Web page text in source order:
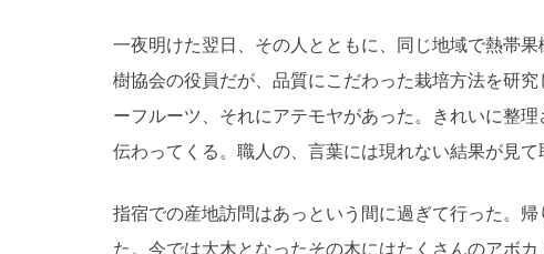
一夜明けた翌日、その人とともに、同じ地域で熱帯
樹協会の役員だが、品質にこだわった栽培方法を研
ーフルーツ、それにアテモヤがあった。きれいに整
伝わってくる。職人の、言葉には現れない結果が見て
指宿での産地訪問はあっという間に過ぎて行った。
た。今では大木となったその木にはたくさんのアボ